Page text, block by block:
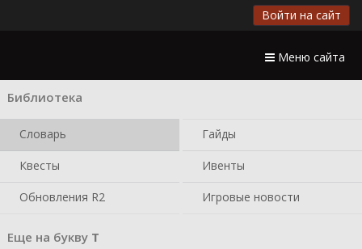
Войти на сайт
Меню сайта
Библиотека
Словарь Гайды
Квесты Ивенты
Обновления R2 Игровые новости
Еще на букву Т